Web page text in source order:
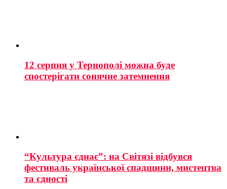
12 серпня у Тернополі можна буде
спостерігати сонячне затемнення
“Культура єднає”: на Світязі відбувся
фестиваль української спадщини, мистецтва
та єдності